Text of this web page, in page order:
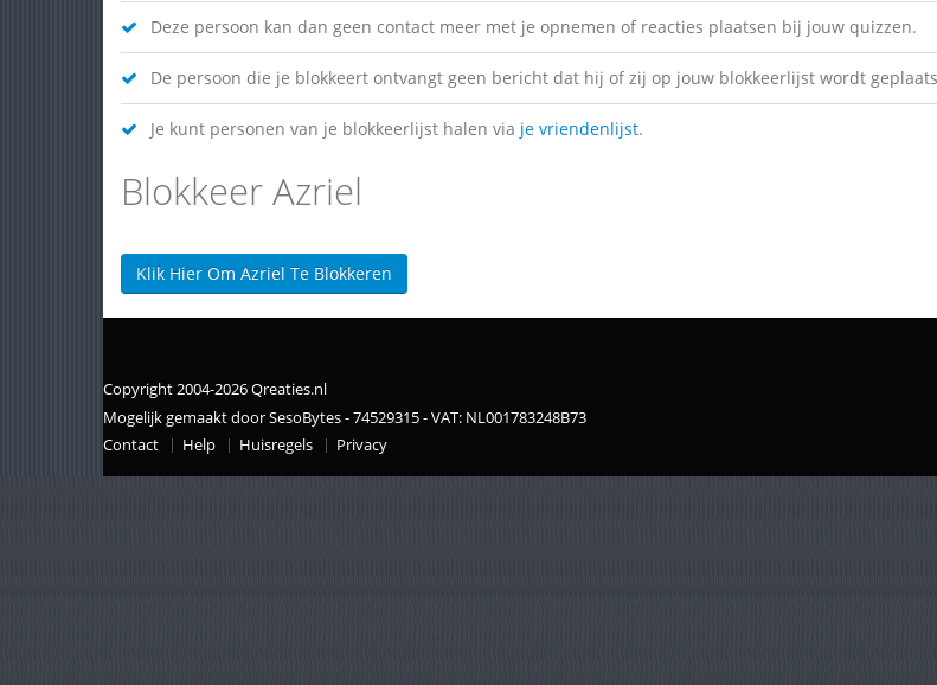
Deze persoon kan dan geen contact meer met je opnemen of reacties plaatsen bij jouw quizzen.
De persoon die je blokkeert ontvangt geen bericht dat hij of zij op jouw blokkeerlijst wordt
Je kunt personen van je blokkeerlijst halen via je vriendenlijst.
Blokkeer Azriel
Klik Hier Om Azriel Te Blokkeren
Copyright 2004-2026 Qreaties.nl
Mogelijk gemaakt door SesoBytes - 74529315 - VAT: NL001783248B73
Contact
Help Huisregels Privacy